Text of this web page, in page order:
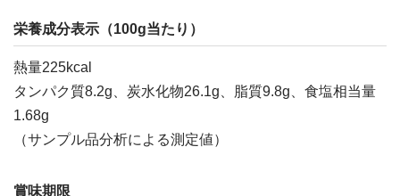
栄養成分表示（100g当たり）
熱量225kcal
タンパク質8.2g、炭水化物26.1g、脂質9.8g、食塩相当量
1.68g
（サンプル品分析による測定値）
賞味期限